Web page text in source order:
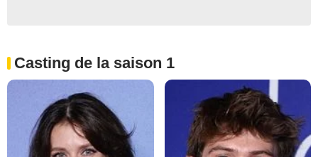
Casting de la saison 1